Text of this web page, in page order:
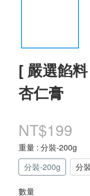
[ 嚴選餡
杏仁膏
NT$199
重量 : 分裝-200g
分裝-200g
分
數量